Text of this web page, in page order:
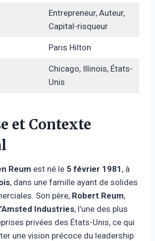
Entrepreneur, Auteur,
Capital-risqueur
Paris Hilton
Chicago, Illinois, États-
Unis
et Contexte
Reum est né le 5 février 1981 , à
, dans une famille ayant de solides
Son père, Robert Reum,
Industries, l’une des plus
privées des États-Unis, ce qui
une vision précoce du leadership